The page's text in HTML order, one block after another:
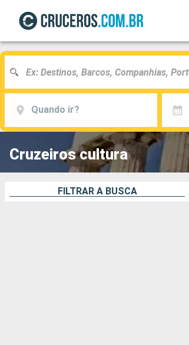
Quando ir?
Cruzeiros cultura
FILTRAR A BUSCA